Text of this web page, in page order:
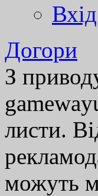
Догори
З
листи.
можуть